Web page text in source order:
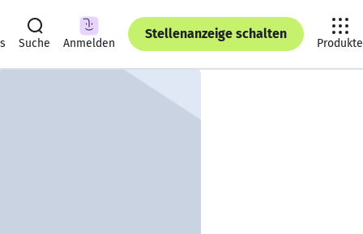
Suche Anmelden
Stellenanzeige schalten
Produkte